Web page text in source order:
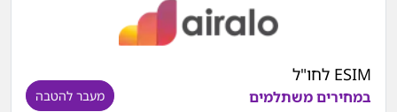
ESIM לחו"ל
במחירים משתלמים מעבר להטבה